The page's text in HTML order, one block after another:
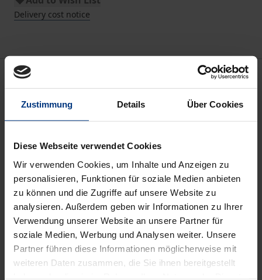
Zustimmung Details Über Cookies
Diese Webseite verwendet Cookies
Wir verwenden Cookies, um Inhalte und Anzeigen zu
personalisieren, Funktionen für soziale Medien anbieten
zu können und die Zugriffe auf unsere Website zu
analysieren. Außerdem geben wir Informationen zu Ihrer
Verwendung unserer Website an unsere Partner für
soziale Medien, Werbung und Analysen weiter. Unsere
Partner führen diese Informationen möglicherweise mit
weiteren Daten zusammen, die Sie ihnen bereitgestellt
Delivery cost notice
Description
Neben den klassischen Vertretern des
›Strukturalismus‹, die im Band Zeitgenössische
französische Denker: eine Bilanz (Rombach, 1998)
vorgestellt wurden, artikulierten sich in Frankreich
eine Vielzahl von Denkern, die sich ebenfalls durch
die Originalität ihres Ansatzes auszeichneten und
eine Wirkung erzielten, die über die Fachgrenzen
hinausging. So findet sich bei Merleau-Ponty eine
Öffnung der Phänomenologie, die auch von
Foucault begrüßt wurde. Paul Ricœur entwickelte